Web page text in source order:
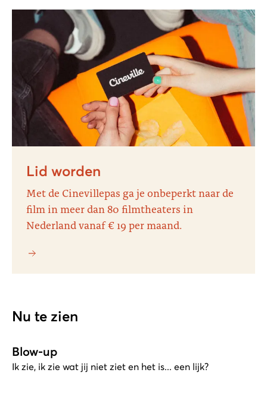
Lid worden
Met de Cinevillepas ga je onbeperkt naar de
film in meer dan 80 filmtheaters in
Nederland vanaf € 19 per maand.
Nu te zien
Blow-up
Ik zie, ik zie wat jij niet ziet en het is... een lijk?